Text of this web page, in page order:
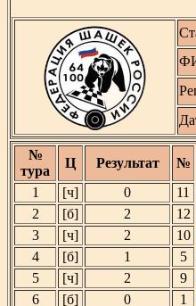
№
тура
Ц Результат №
1
[ч] 0 11
2
[б] 2 12
3
[ч] 2 10
4
[б] 1 5
5
[ч] 2 9
6
[б] 0 1